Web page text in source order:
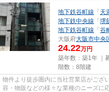
地下鉄谷町線 「天
地下鉄中央線 「堺
地下鉄谷町線 「谷
大阪府大阪市中央
24.22万円
築年数：築1年 ｜
階数：8階建
物件より徒歩圏内に当社営業店がござ
容・物販などの様々な業種のニーズに